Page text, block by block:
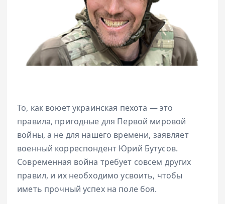
То, как воюет украинская пехота — это
правила, пригодные для Первой мировой
войны, а не для нашего времени, заявляет
военный корреспондент Юрий Бутусов.
Современная война требует совсем других
правил, и их необходимо усвоить, чтобы
иметь прочный успех на поле боя.